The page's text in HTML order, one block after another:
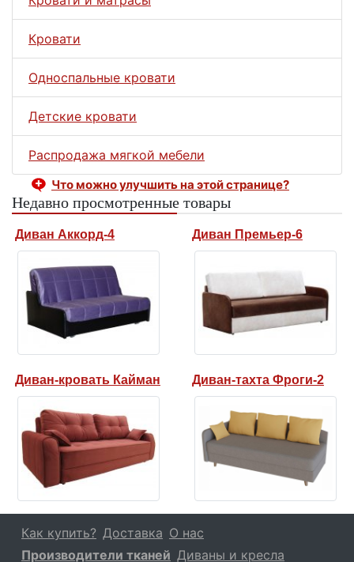
Кровати
Односпальные кровати
Детские кровати
Распродажа мягкой мебели
Что можно улучшить на этой странице?
Недавно просмотренные товары
Диван Аккорд-4 Диван Премьер-6
Диван-кровать Кайман Диван-тахта Фроги-2
Как купить? Доставка О нас
Производители тканей Диваны и кресла